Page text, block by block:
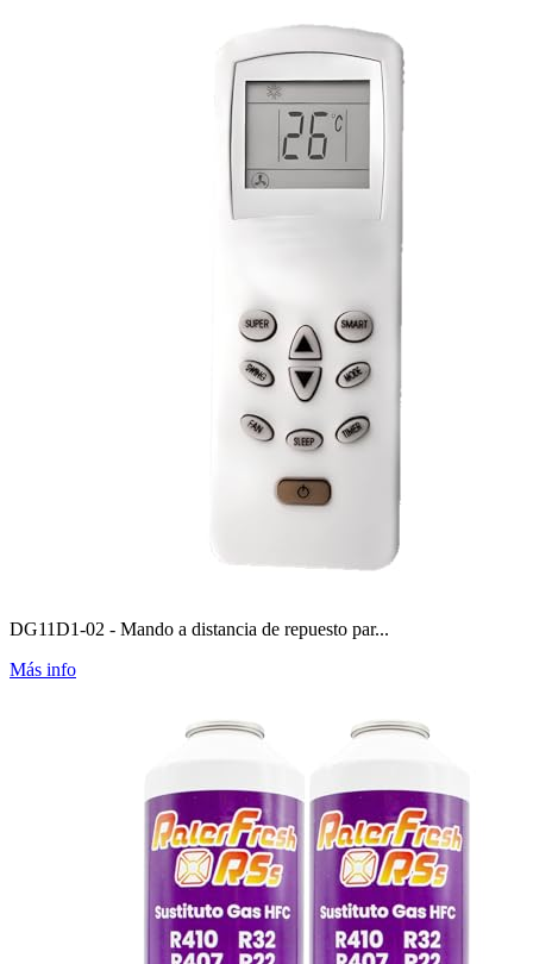
DG11D1-02 - Mando a distancia de repuesto par...
Más info